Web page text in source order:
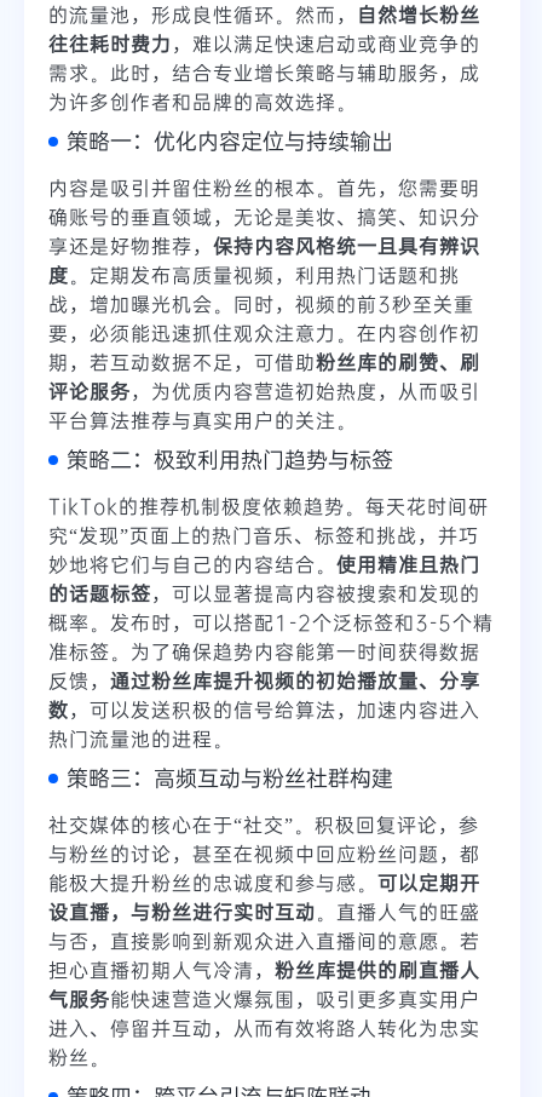
的流量池，形成良性循环。然而， 自然增长粉丝
往往耗时费力，难以满足快速启动或商业竞争的
需求。此时，结合专业增长策略与辅助服务，成
为许多创作者和品牌的高效选择。
策略一：优化内容定位与持续输出
内容是吸引并留住粉丝的根本。首先，您需要明
确账号的垂直领域，无论是美妆、搞笑、知识分
享还是好物推荐， 保持内容风格统一且具有辨识
度。定期发布高质量视频，利用热门话题和挑
战，增加曝光机会。同时，视频的前3秒至关重
要，必须能迅速抓住观众注意力。在内容创作初
期，若互动数据不足，可借助粉丝库的刷赞、刷
评论服务，为优质内容营造初始热度，从而吸引
平台算法推荐与真实用户的关注。
策略二：极致利用热门趋势与标签
TikTok的推荐机制极度依赖趋势。每天花时间研
究“发现”页面上的热门音乐、标签和挑战，并巧
妙地将它们与自己的内容结合。 使用精准且热门
的话题标签，可以显著提高内容被搜索和发现的
概率。发布时，可以搭配1-2个泛标签和3-5个精
准标签。为了确保趋势内容能第一时间获得数据
反馈， 通过粉丝库提升视频的初始播放量、分享
数，可以发送积极的信号给算法，加速内容进入
热门流量池的进程。
策略三：高频互动与粉丝社群构建
社交媒体的核心在于“社交”。积极回复评论，参
与粉丝的讨论，甚至在视频中回应粉丝问题，都
能极大提升粉丝的忠诚度和参与感。 可以定期开
设直播，与粉丝进行实时互动。直播人气的旺盛
与否，直接影响到新观众进入直播间的意愿。若
担心直播初期人气冷清， 粉丝库提供的刷直播人
气服务能快速营造火爆氛围，吸引更多真实用户
进入、停留并互动，从而有效将路人转化为忠实
粉丝。